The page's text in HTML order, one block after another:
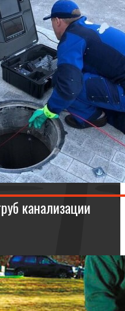
канализации